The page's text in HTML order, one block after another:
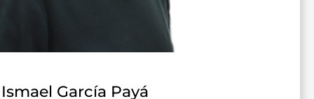
Ismael García Payá